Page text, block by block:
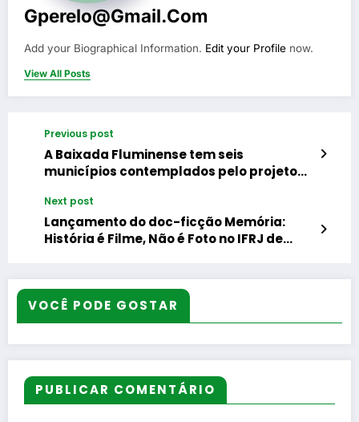
Gperelo@gmail.com
Add your Biographical Information. Edit your Profile now.
View All Posts
Previous post
A Baixada Fluminense tem seis
municípios contemplados pelo projeto
Next post
Lançamento do doc-ficção Memória:
História é Filme, Não é Foto no IFRJ de
VOCÊ PODE GOSTAR
PUBLICAR COMENTÁRIO